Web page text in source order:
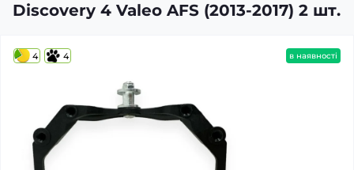
Discovery 4 Valeo AFS (2013-2017) 2 шт.
4 4 в наявності